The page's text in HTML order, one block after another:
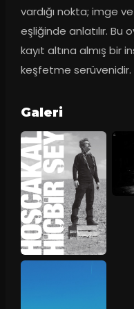
vardığı nokta; imge
eşliğinde anlatılır. Bu
kayıt altına almış bir
keşfetme serüvenidir.
Galeri